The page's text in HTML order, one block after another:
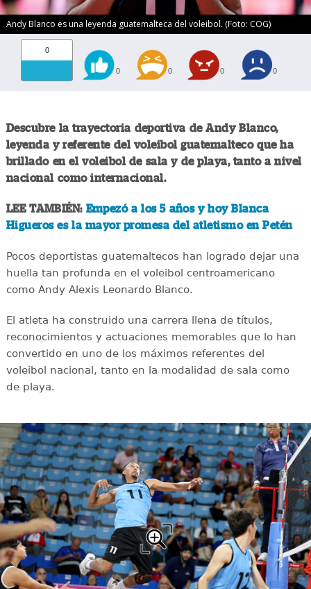
Andy Blanco es una leyenda guatemalteca del voleibol. (Foto: COG)
0
0 0 0 0
Descubre la trayectoria deportiva de Andy Blanco,
leyenda y referente del voleibol guatemalteco que ha
brillado en el voleibol de sala y de playa, tanto a nivel
nacional como internacional.
LEE TAMBIÉN: Empezó a los 5 años y hoy Blanca
Higueros es la mayor promesa del atletismo en Petén
Pocos deportistas guatemaltecos han logrado dejar una
huella tan profunda en el voleibol centroamericano
como Andy Alexis Leonardo Blanco.
El atleta ha construido una carrera llena de títulos,
reconocimientos y actuaciones memorables que lo han
convertido en uno de los máximos referentes del
voleibol nacional, tanto en la modalidad de sala como
de playa.